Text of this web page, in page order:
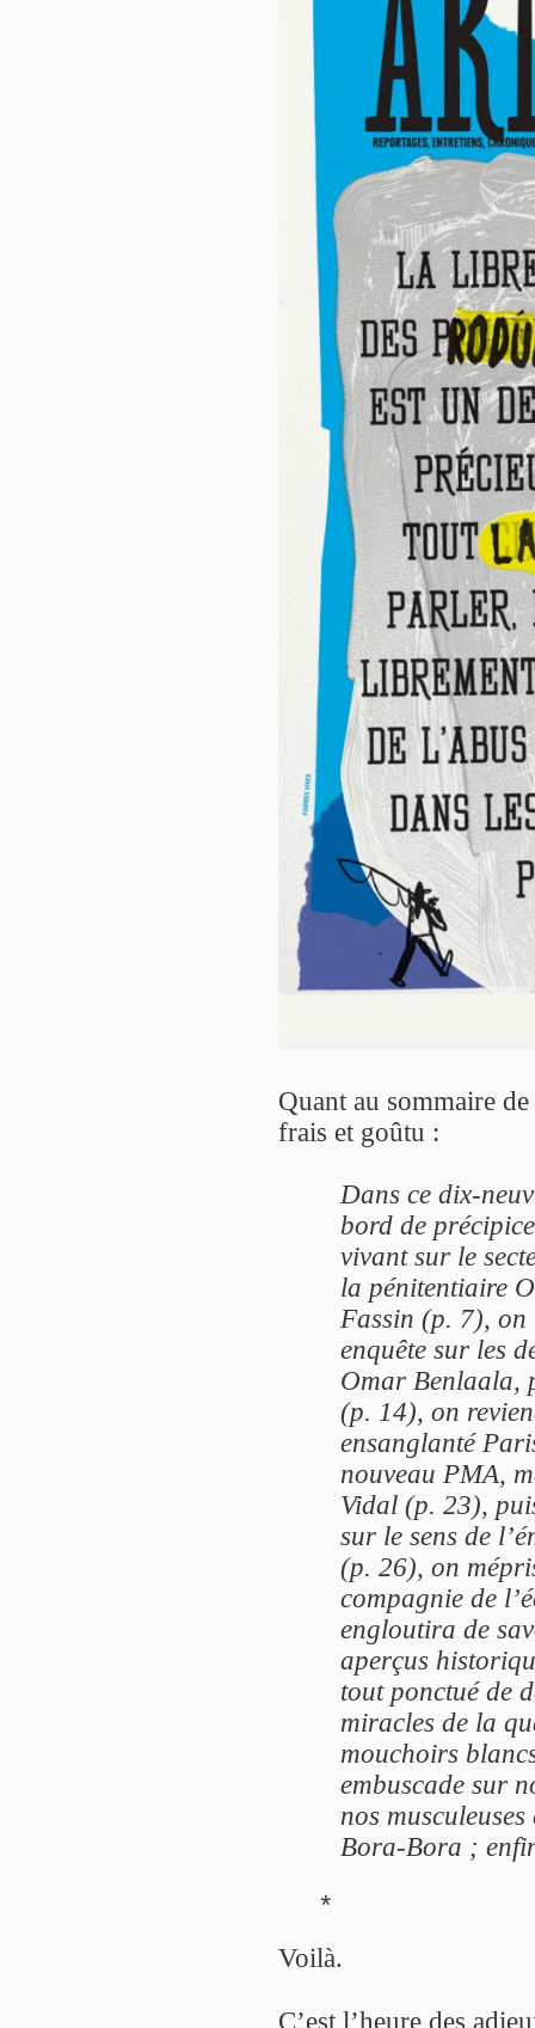
Quant au sommaire
frais et goûtu :
Dans ce dix-
bord de
vivant sur le
la pénitentiaire
Fassin (p. 7),
enquête sur les
Omar Benlaala,
(p. 14), on
ensanglanté
nouveau PMA,
Vidal (p. 23),
sur le sens de
(p. 26), on
compagnie de
engloutira de
aperçus
tout ponctué de
miracles de la
mouchoirs
embuscade sur
nos
Bora-Bora ;
*
Voilà.
C’est l’heure des